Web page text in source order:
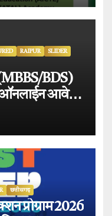
RAIPUR
SLIDER
BDS)
ऑनलाईन आवेदन
छत्तीसगढ़
प्रोग्राम 2026